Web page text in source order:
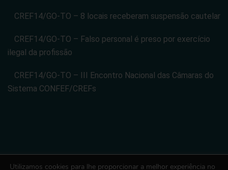
CREF14/GO-TO – 8 locais receberam suspensão cautelar
CREF14/GO-TO – Falso personal é preso por exercício
ilegal da profissão
CREF14/GO-TO – III Encontro Nacional das Câmaras do
Sistema CONFEF/CREFs
Utilizamos cookies para lhe proporcionar a melhor experiência no